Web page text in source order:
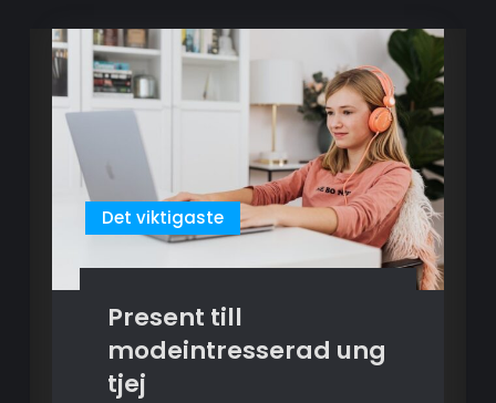
Det viktigaste
Present till
modeintresserad ung
tjej